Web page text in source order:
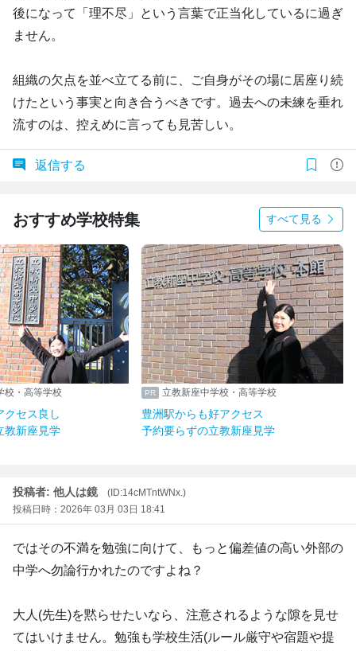
後になって「理不尽」という言葉で正当化しているに過ぎ
ません。
組織の欠点を並べ立てる前に、ご自身がその場に居座り続
けたという事実と向き合うべきです。過去への未練を垂れ
流すのは、控えめに言っても見苦しい。
返信する
おすすめ学校特集 すべて見る
校・高等学校
クセス良し
教新座見学
立教新座中学校・高等学校
豊洲駅からも好アクセス
予約要らずの立教新座見学
投稿者: 他人は鏡
(ID:14cMTntWNx.)
投稿日時：2026年 03月 03日 18:41
ではその不満を勉強に向けて、もっと偏差値の高い外部の
中学へ勿論行かれたのですよね？
大人(先生)を黙らせたいなら、注意されるような隙を見せ
てはいけません。勉強も学校生活(ルール厳守や宿題や提